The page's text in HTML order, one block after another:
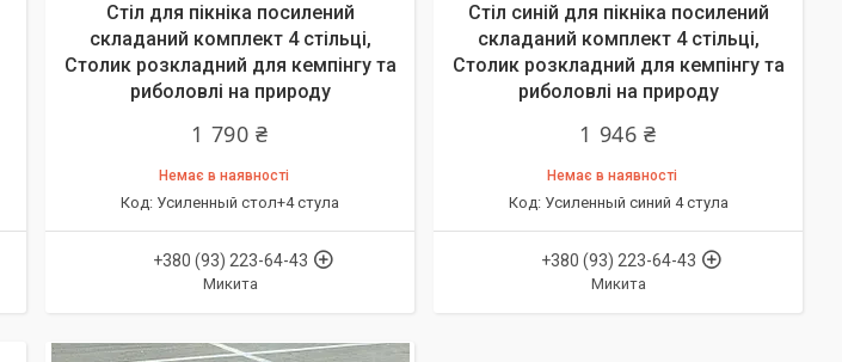
Стіл для пікніка посилений
складаний комплект 4 стільці,
Столик розкладний для кемпінгу та
риболовлі на природу
1 790 ₴
Немає в наявності
Усиленный стол+4 стула
+380 (93) 223-64-43
Микита
Стіл синій для пікніка посилений
складаний комплект 4 стільці,
Столик розкладний для кемпінгу та
риболовлі на природу
1 946 ₴
Немає в наявності
Усиленный синий 4 стула
+380 (93) 223-64-43
Микита